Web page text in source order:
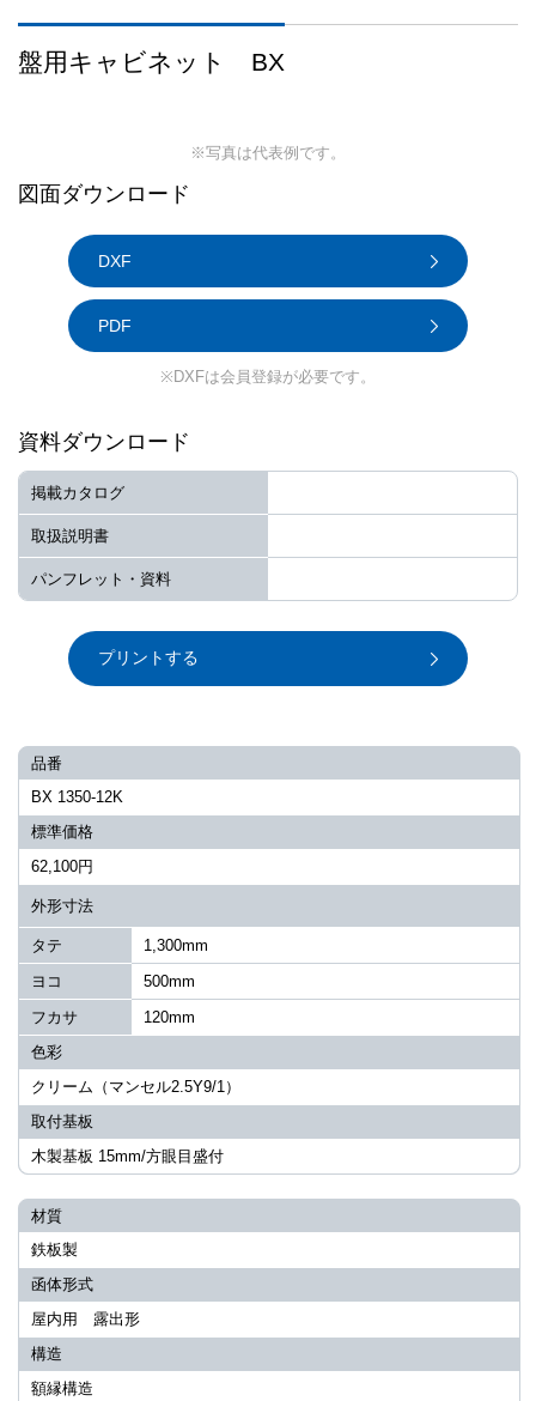
盤用キャビネット BX
※写真は代表例です。
品番
BX 1350-12K
標準価格
62,100円
外形寸法
タテ
1,300mm
ヨコ
500mm
フカサ
120mm
色彩
クリーム（マンセル2.5Y9/1）
取付基板
木製基板 15mm/方眼目盛付
図面ダウンロード
DXF
PDF
※DXFは会員登録が必要です。
資料ダウンロード
掲載カタログ
取扱説明書
パンフレット・資料
プリントする
材質
鉄板製
函体形式
屋内用 露出形
構造
額縁構造